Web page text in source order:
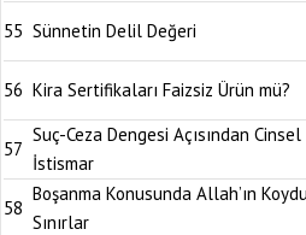
55 Sünnetin Delil Değeri
56 Kira Sertifikaları Faizsiz Ürün mü?
57
Suç-Ceza Dengesi Açısından Cinsel
İstismar
58
Boşanma Konusunda Allah’ın
Sınırlar